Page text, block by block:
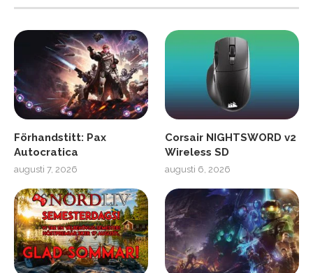
Förhandstitt: Pax
Autocratica
augusti 7, 2026
Corsair NIGHTSWORD v2
Wireless SD
augusti 6, 2026